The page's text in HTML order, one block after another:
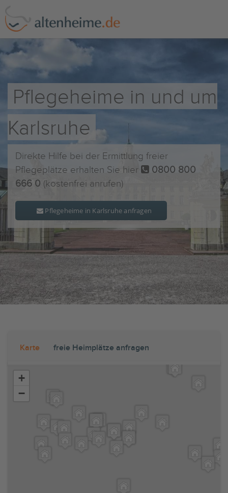
Pflegeheime in und um
Karlsruhe
Direkte Hilfe bei der Ermittlung freier
Pflegeplätze erhalten Sie hier
0800 800
666 0 (kostenfrei anrufen)
Pflegeheime in Karlsruhe anfragen
Karte freie Heimplätze anfragen
+
−